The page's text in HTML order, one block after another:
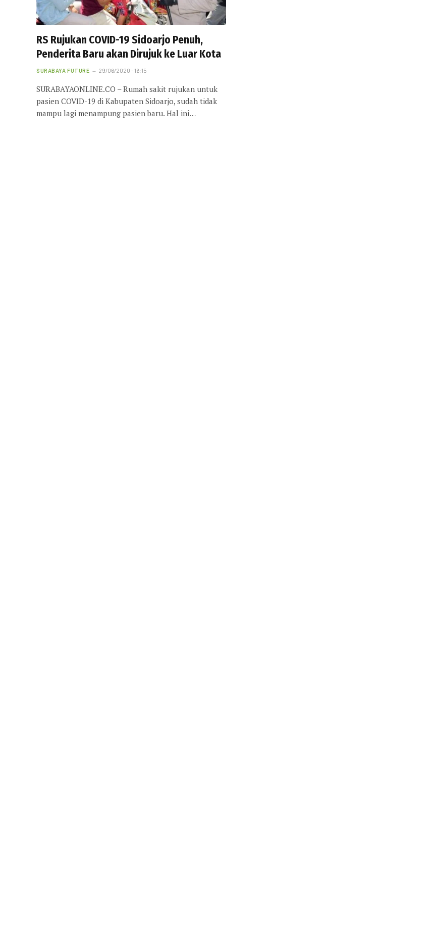
RS Rujukan COVID-19 Sidoarjo Penuh,
Penderita Baru akan Dirujuk ke Luar Kota
SURABAYA FUTURE 29/06/2020 - 16:15
SURABAYAONLINE.CO – Rumah sakit rujukan untuk
pasien COVID-19 di Kabupaten Sidoarjo, sudah tidak
mampu lagi menampung pasien baru. Hal ini…